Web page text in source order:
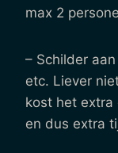
max 2
– Schilder
etc. Liever
kost het extra
en dus extra